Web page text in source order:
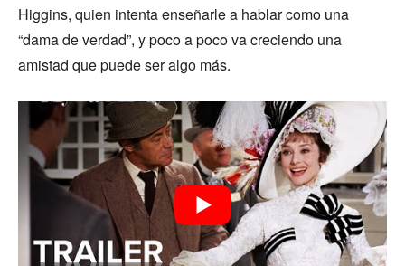
Higgins, quien intenta enseñarle a hablar como una
“dama de verdad”, y poco a poco va creciendo una
amistad que puede ser algo más.